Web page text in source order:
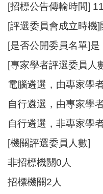
[招標公告傳輸時間]
[評選委員會成立時機]
[是否公開委員名單]是
[專家學者評選委員人
電腦遴選，由專家學
自行遴選，由專家學
自行遴選，非專家學
[機關評選委員人數]
非招標機關0人
招標機關2人